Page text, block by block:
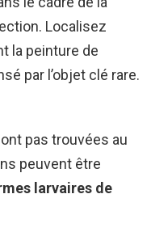
Localisez
la peinture de
par l’objet clé rare.
pas trouvées au
peuvent être
larvaires de